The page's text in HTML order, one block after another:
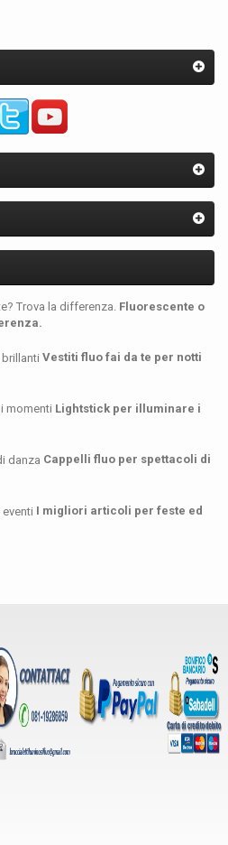
Fluorescente o
Vestiti fluo fai da te per notti
Lightstick per illuminare i
Cappelli fluo per spettacoli di
I migliori articoli per feste ed